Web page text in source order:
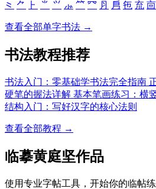
⺀ ⺈ ⺊ ⺌ ⺍ ⺗ ⺮ ⺳ ⺼ 㐆 㐌 㐬 㐭
查看全部单字书法 →
书法教程推荐
书法入门：零基础学书法完全指南
硬笔的握法详解 基本笔画练习：横
结构入门：写好汉字的核心法则
查看全部教程 →
临摹黄庭坚作品
使用专业字帖工具，开始你的临帖